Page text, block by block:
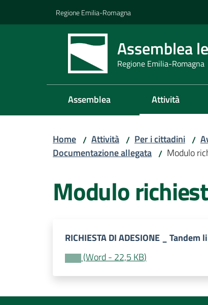
Regione Emilia-Romagna
Assemblea
Regione Emilia-Romagna
Assemblea Attività
Home / Attività / Per i cittadini /
Documentazione allegata / Modulo
Modulo
RICHIESTA DI ADESIONE _
(Word - 22,5 KB)